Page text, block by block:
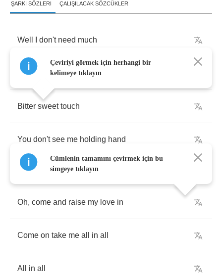
ŞARKI SÖZLERI ÇALIŞILACAK SÖZCÜKLER
Well don't need much
don't need another friend
Bitter sweet touch
You don't see me holding hand
Oh, come and raise my love in
Come on take me all in all
All in all
Çeviriyi görmek için herhangi bir
kelimeye tıklayın
Cümlenin tamamını çevirmek için bu
simgeye tıklayın